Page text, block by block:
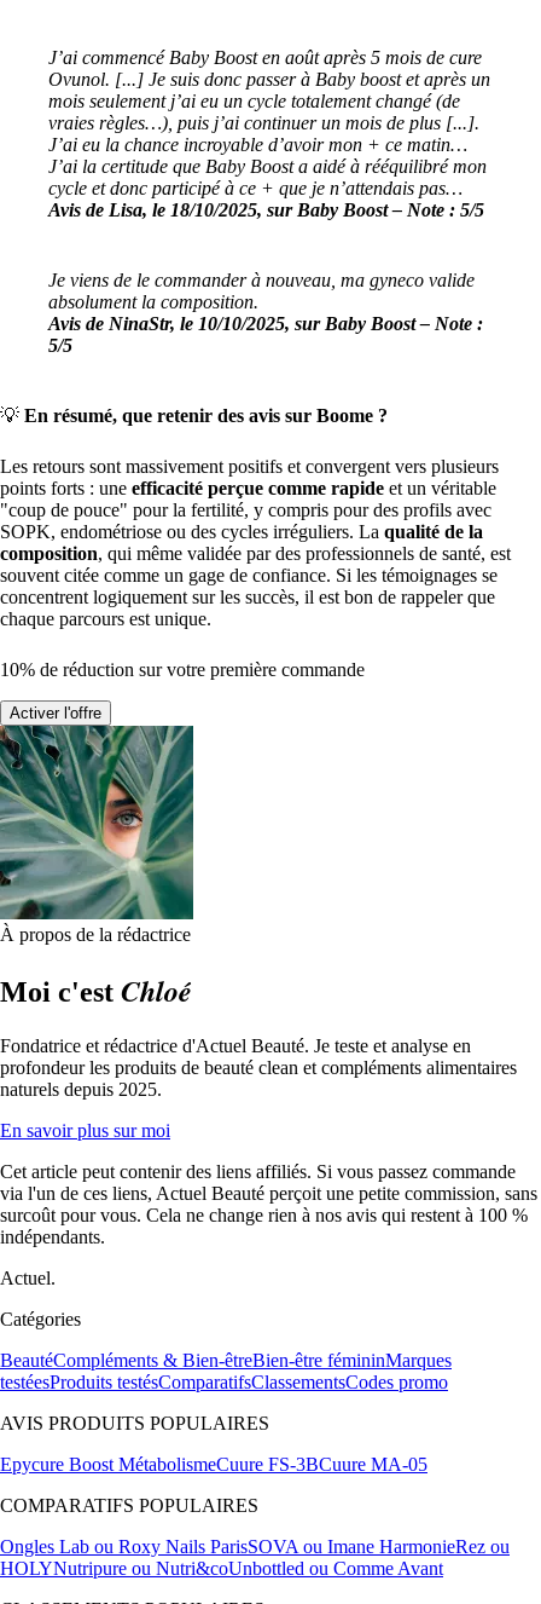
J’ai commencé Baby Boost en août après 5 mois de cure
Ovunol. [...] Je suis donc passer à Baby boost et après un
mois seulement j’ai eu un cycle totalement changé (de
vraies règles…), puis j’ai continuer un mois de plus [...].
J’ai eu la chance incroyable d’avoir mon + ce matin…
J’ai la certitude que Baby Boost a aidé à rééquilibré mon
cycle et donc participé à ce + que je n’attendais pas…
Avis de Lisa, le 18/10/2025, sur Baby Boost – Note : 5/5
Je viens de le commander à nouveau, ma gyneco valide
absolument la composition.
Avis de NinaStr, le 10/10/2025, sur Baby Boost – Note :
5/5
💡 En résumé, que retenir des avis sur Boome ?
Les retours sont massivement positifs et convergent vers plusieurs
points forts : une efficacité perçue comme rapide et un véritable
"coup de pouce" pour la fertilité, y compris pour des profils avec
SOPK, endométriose ou des cycles irréguliers. La qualité de la
composition, qui même validée par des professionnels de santé, est
souvent citée comme un gage de confiance. Si les témoignages se
concentrent logiquement sur les succès, il est bon de rappeler que
chaque parcours est unique.
10% de réduction sur votre première commande
Activer l'offre
À propos de la rédactrice
Moi c'est Chloé
Fondatrice et rédactrice d'Actuel Beauté. Je teste et analyse en
profondeur les produits de beauté clean et compléments alimentaires
naturels depuis 2025.
En savoir plus sur moi
Cet article peut contenir des liens affiliés. Si vous passez commande
via l'un de ces liens, Actuel Beauté perçoit une petite commission, sans
surcoût pour vous. Cela ne change rien à nos avis qui restent à 100 %
indépendants.
Actuel.
Catégories
BeautéCompléments & Bien-êtreBien-être fémininMarques
testéesProduits testésComparatifsClassementsCodes promo
AVIS PRODUITS POPULAIRES
Epycure Boost MétabolismeCuure FS-3BCuure MA-05
COMPARATIFS POPULAIRES
Ongles Lab ou Roxy Nails ParisSOVA ou Imane HarmonieRez ou
HOLYNutripure ou Nutri&coUnbottled ou Comme Avant